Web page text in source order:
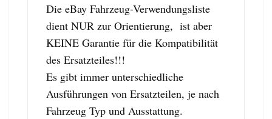
Die eBay Fahrzeug-Verwendungsliste
dient NUR zur Orientierung, ist aber
KEINE Garantie für die Kompatibilität
des Ersatzteiles!!!
Es gibt immer unterschiedliche
Ausführungen von Ersatzteilen, je nach
Fahrzeug Typ und Ausstattung.